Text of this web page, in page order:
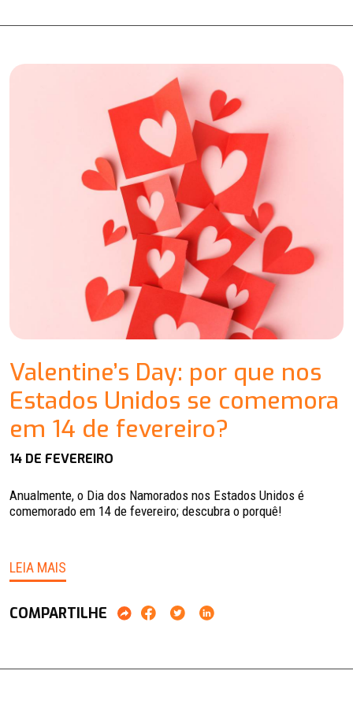
Valentine’s Day: por que nos
Estados Unidos se comemora
em 14 de fevereiro?
14 DE FEVEREIRO
Anualmente, o Dia dos Namorados nos Estados Unidos é
comemorado em 14 de fevereiro; descubra o porquê!
LEIA MAIS
COMPARTILHE